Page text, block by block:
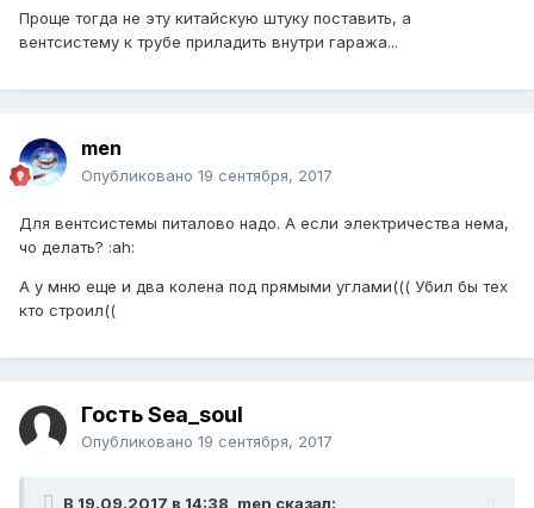
Проще тогда не эту китайскую штуку поставить, а
вентсистему к трубе приладить внутри гаража...
men
Опубликовано 19 сентября, 2017
Для вентсистемы питалово надо. А если электричества нема,
чо делать? :ah:
А у мню еще и два колена под прямыми углами((( Убил бы тех
кто строил((
Гость Sea_soul
Опубликовано 19 сентября, 2017
В 19.09.2017 в 14:38, men сказал: